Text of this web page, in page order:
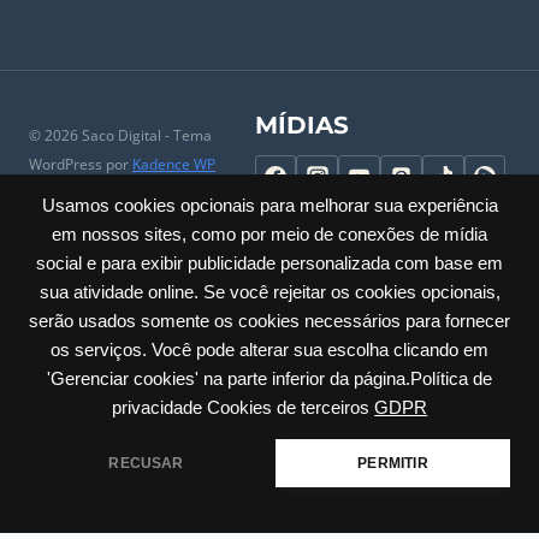
Usamos cookies opcionais para melhorar sua experiência
em nossos sites, como por meio de conexões de mídia
social e para exibir publicidade personalizada com base em
sua atividade online. Se você rejeitar os cookies opcionais,
serão usados somente os cookies necessários para fornecer
os serviços. Você pode alterar sua escolha clicando em
'Gerenciar cookies' na parte inferior da página.Política de
privacidade Cookies de terceiros GDPR
RECUSAR PERMITIR
© 2026 Saco Digital - Tema
WordPress por Kadence WP
MÍDIAS
Investimento|Conheça |Porque entrar no Saco Digital|Comércio
Local|Perguntas Frequentes |Universidade do Comerciante|
Parceiros|Trabalhe Conosco|Ajuda| Contato & SAC|Mapa do Site
Sobre
Cookies |Termos | Políticas Acessibilidade
Carlos Barbosa / RS – Júlio de Castilhos, 285 – Sala: 23 Centro | CNPJ:
60.635.259/0001-30